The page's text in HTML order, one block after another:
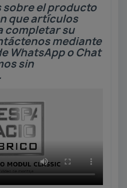
sobre el producto
que artículos
completar su
mediante
WhatsApp o Chat
sin